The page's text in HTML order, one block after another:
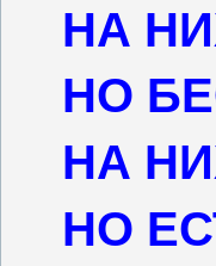
НА
НО
НА
НО